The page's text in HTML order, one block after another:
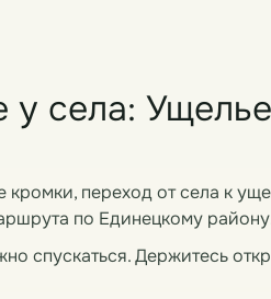
у села:
кромки, переход от села к
по Единецкому
спускаться. Держитесь